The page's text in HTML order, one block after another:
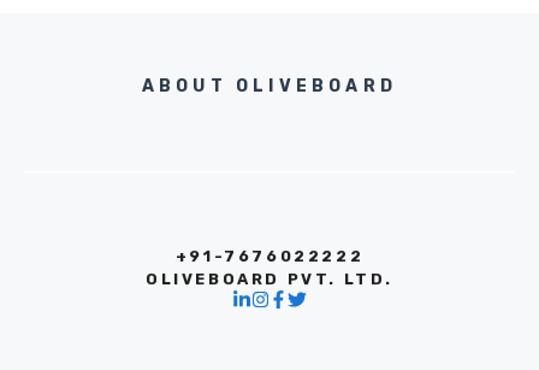
ABOUT OLIVEBOARD
+91-7676022222
OLIVEBOARD PVT. LTD.